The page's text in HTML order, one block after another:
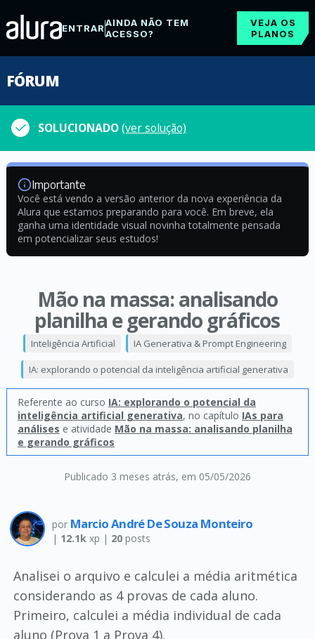
ENTRARAINDA NÃO TEM
ACESSO?
VEJA OS
PLANOS
FÓRUM
SOLUCIONADO(ver solução)
Importante
Você está vendo a versão anterior da nova experiência da
Alura que estamos preparando para você. Em breve, ela
ganha uma identidade visual novinha totalmente pensada
em potencializar seus estudos!
Mão na massa: analisando
planilha e gerando gráficos
Publicado 3 meses atrás, em 05/05/2026
Inteligência Artificial IA Generativa & Prompt Engineering
IA: explorando o potencial da inteligência artificial generativa
Referente ao curso IA: explorando o potencial da
inteligência artificial generativa, no capítulo IAs para
análises e atividade Mão na massa: analisando planilha
e gerando gráficos
por Marcio André De Souza Monteiro
| 12.1kxp | 20posts
Analisei o arquivo e calculei a média aritmética
considerando as 4 provas de cada aluno.
Primeiro, calculei a média individual de cada
aluno (Prova 1 a Prova 4).